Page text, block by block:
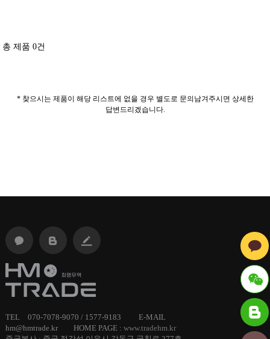
ID :
총 제품 0건
* 찾으시는 제품이 해당 리스트에 없을 경우 별도로 문의남겨주시면 상세한
답변드리겠습니다.
TEL 070-7078-9070 / 1577-9183 E-MAIL
hm@hmtrade.kr HOME PAGE : www.tradehm.kr